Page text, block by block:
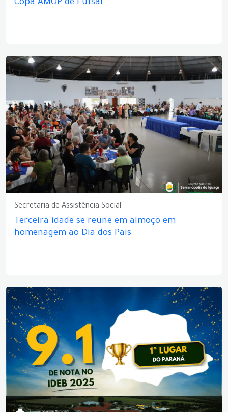
Copa AMOP de Futsal
Secretaria de Assistência Social
Terceira idade se reúne em almoço em
homenagem ao Dia dos Pais